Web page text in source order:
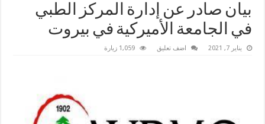
بيان صادر عن إدارة المركز الطبي
في الجامعة الأميركية في بيروت
يناير 7, 2021 اضف تعليق 1,059 زيارة